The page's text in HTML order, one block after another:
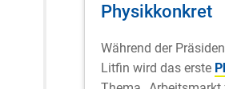
Physikkonkret
Während der
Litfin wird das erste